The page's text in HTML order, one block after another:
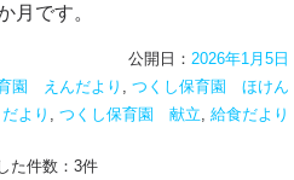
月です。
公開日： 2026年1月5日
園 えんだより , つくし保育園 ほけん
だより , つくし保育園 献立, 給食だより
た件数：3件